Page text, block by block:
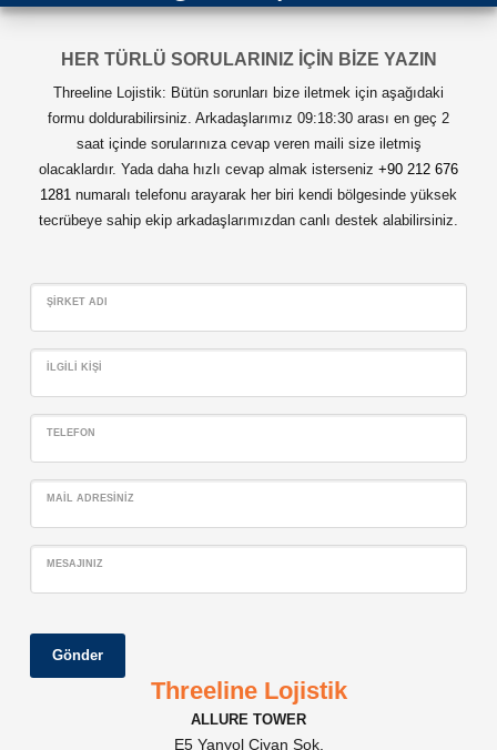
HER TÜRLÜ SORULARINIZ İÇİN BİZE YAZIN
Threeline Lojistik: Bütün sorunları bize iletmek için aşağıdaki
formu doldurabilirsiniz. Arkadaşlarımız 09:18:30 arası en geç 2
saat içinde sorularınıza cevap veren maili size iletmiş
olacaklardır. Yada daha hızlı cevap almak isterseniz +90 212 676
1281 numaralı telefonu arayarak her biri kendi bölgesinde yüksek
tecrübeye sahip ekip arkadaşlarımızdan canlı destek alabilirsiniz.
ŞIRKET ADI
İLGILI KIŞI
TELEFON
MAIL ADRESINIZ
MESAJINIZ
Gönder
Threeline Lojistik
ALLURE TOWER
E5 Yanyol Civan Sok.